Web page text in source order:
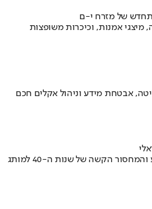
של מזרח י-ם
אמנות, וכיכרות משופצות
אבטחת מידע וניהול אקלים חכם
איך אסם הפכה את תקופת הצנע והמחסור הקשה של שנות ה-40 למותג